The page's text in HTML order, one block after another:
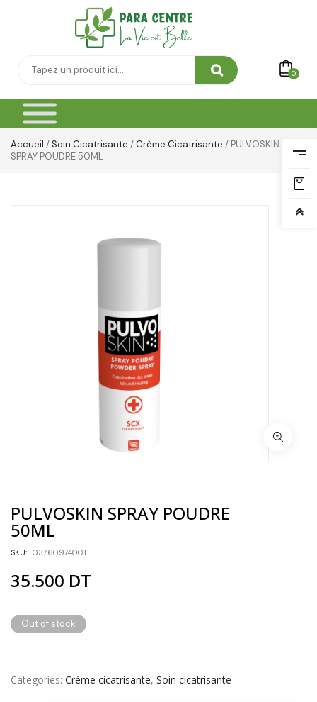
0
Accueil /Soin Cicatrisante /Crème Cicatrisante / PULVOSKIN
SPRAY POUDRE 50ML
PULVOSKIN SPRAY POUDRE
50ML
SKU: 03760974001
35.500 DT
Out of stock
Categories Crème cicatrisante, Soin cicatrisante